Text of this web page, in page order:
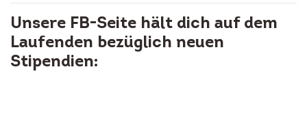
Unsere FB-Seite hält dich auf dem
Laufenden bezüglich neuen
Stipendien: